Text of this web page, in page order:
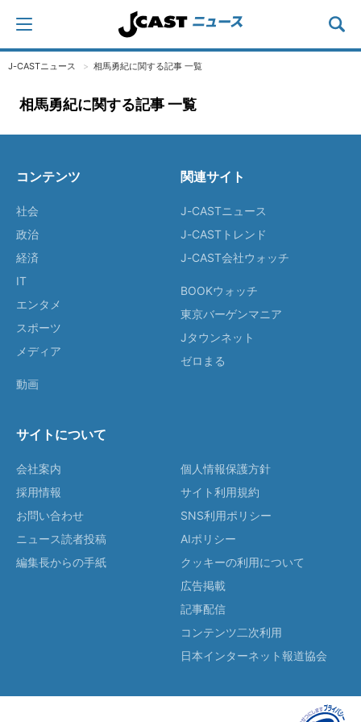
J-CASTニュース 相馬勇紀に関する記事 一覧
相馬勇紀に関する記事 一覧
コンテンツ
社会
政治
経済
IT
エンタメ
スポーツ
メディア
動画
関連サイト
J-CASTニュース
J-CASTトレンド
J-CAST会社ウォッチ
BOOKウォッチ
東京バーゲンマニア
Jタウンネット
ゼロまる
サイトについて
会社案内
採用情報
お問い合わせ
ニュース読者投稿
編集長からの手紙
個人情報保護方針
サイト利用規約
SNS利用ポリシー
AIポリシー
クッキーの利用について
広告掲載
記事配信
コンテンツ二次利用
日本インターネット報道協会